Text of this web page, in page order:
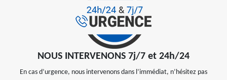
NOUS INTERVENONS 7j/7 et 24h/24
En cas d’urgence, nous intervenons dans l’immédiat, n’hésitez pas